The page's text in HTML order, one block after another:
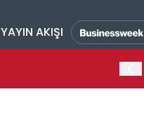
YAYIN AKIŞI